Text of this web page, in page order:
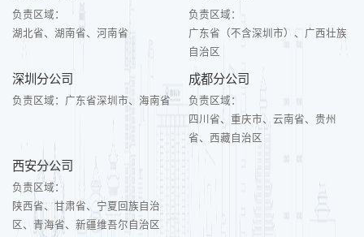
负责区域：
湖北省、湖南省、河南省
负责区域：
广东省（不含深圳市）、广西壮族
自治区
深圳分公司
负责区域： 广东省深圳市、海南省
成都分公司
负责区域：
四川省、重庆市、云南省、贵州
省、西藏自治区
西安分公司
负责区域：
陕西省、甘肃省、宁夏回族自治
区、青海省、新疆维吾尔自治区